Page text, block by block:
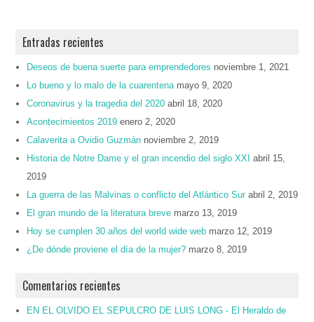
Entradas recientes
Deseos de buena suerte para emprendedores noviembre 1, 2021
Lo bueno y lo malo de la cuarentena mayo 9, 2020
Coronavirus y la tragedia del 2020 abril 18, 2020
Acontecimientos 2019 enero 2, 2020
Calaverita a Ovidio Guzmán noviembre 2, 2019
Historia de Notre Dame y el gran incendio del siglo XXI
abril 15,
2019
La guerra de las Malvinas o conflicto del Atlántico Sur abril 2, 2019
El gran mundo de la literatura breve marzo 13, 2019
Hoy se cumplen 30 años del world wide web marzo 12, 2019
¿De dónde proviene el día de la mujer? marzo 8, 2019
Comentarios recientes
EN EL OLVIDO EL SEPULCRO DE LUIS LONG - El Heraldo de